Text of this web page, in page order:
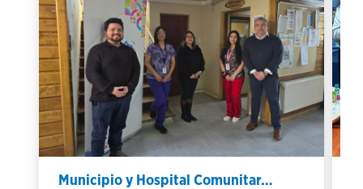
Municipio y Hospital Comunitar…